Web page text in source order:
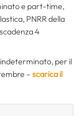
e part-time,
PNRR della
4
per il
– scarica il